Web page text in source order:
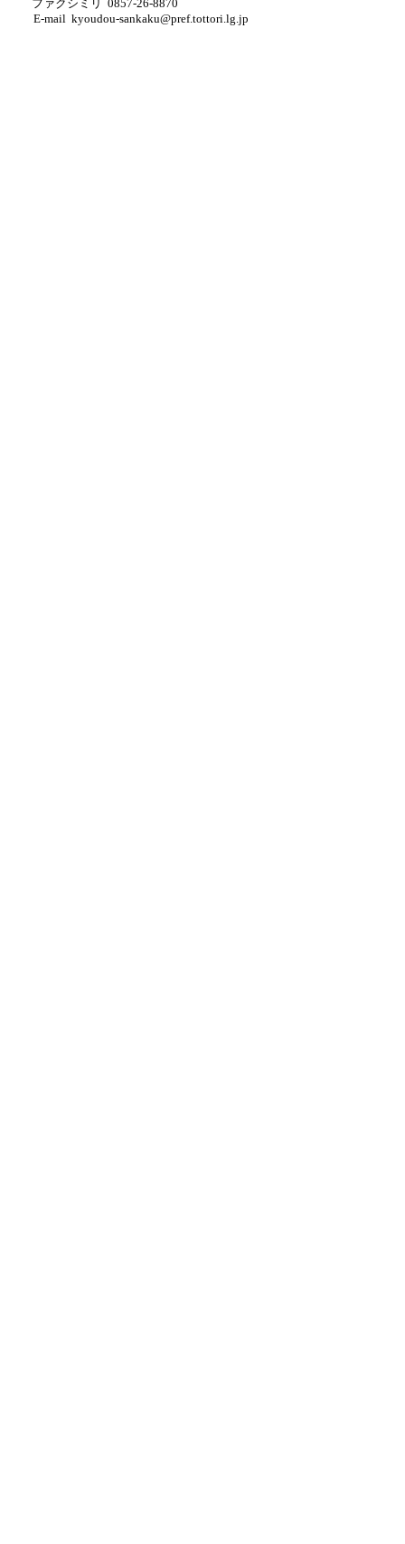
ファクシミリ 0857-26-8870
E-mail kyoudou-sankaku@pref.tottori.lg.jp